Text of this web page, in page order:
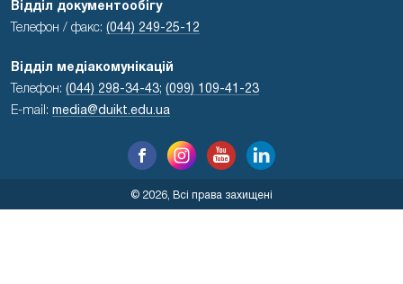
Відділ документообігу
Телефон / факс: (044) 249-25-12
Відділ медіакомунікацій
Телефон: (044) 298-34-43; (099) 109-41-23
E-mail: media@duikt.edu.ua
© 2026, Всі права захищені